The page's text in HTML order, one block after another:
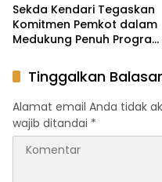
Sekda Kendari Tegaskan
Komitmen Pemkot dalam
Medukung Penuh Program
Tinggalkan
Alamat email Anda tidak
wajib ditandai *